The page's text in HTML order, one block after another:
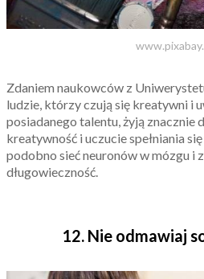
Zdaniem naukowców z
ludzie, którzy czują się kreatywni i
posiadanego talentu, żyją znacznie
kreatywność i uczucie spełniania
podobno sieć neuronów w mózgu i
długowieczność.
12. Nie odmawiaj